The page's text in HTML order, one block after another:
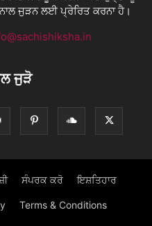
ਜੁੜਨ ਲਈ ਪ੍ਰੇਰਿਤ ਕਰਨਾ ਹੈ।
ਜੁੜੋ
ਸੰਪਰਕ ਕਰੋ ਇਸ਼ਤਿਹਾਰ
Terms & Conditions